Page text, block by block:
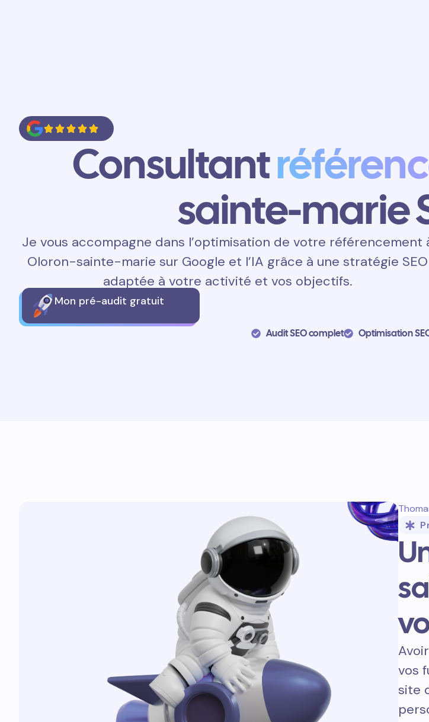
Consultant
sainte-marie
Je vous accompagne dans l’optimisation de votre référencement
Oloron-sainte-marie sur Google et l’IA grâce à une stratégie SEO
adaptée à votre activité et vos objectifs.
Mon pré-audit gratuit
Audit SEO complet Optimisation
vos
site